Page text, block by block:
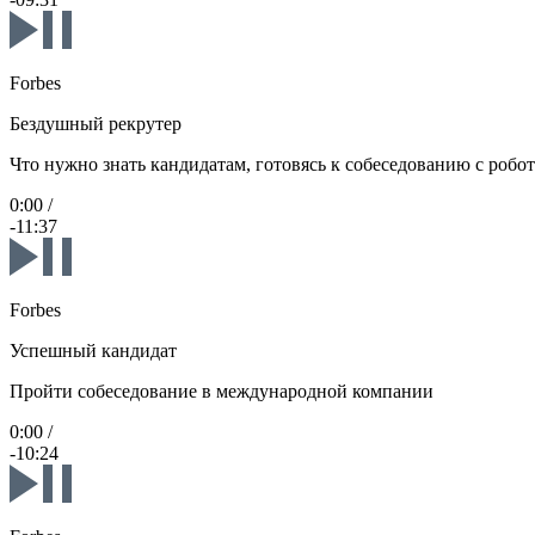
Forbes
Бездушный рекрутер
Что нужно знать кандидатам, готовясь к собеседованию с
0:00 /
-11:37
Forbes
Успешный кандидат
Пройти собеседование в международной компании
0:00 /
-10:24